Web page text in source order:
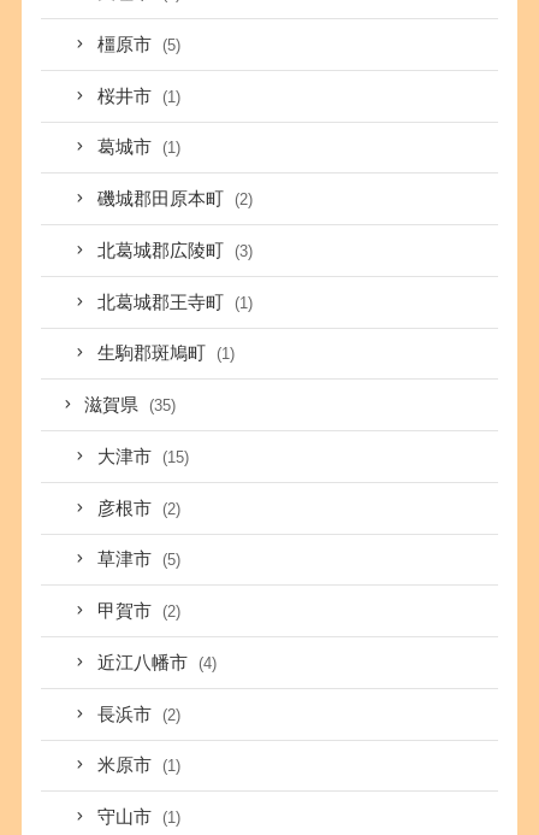
橿原市 (5)
桜井市 (1)
葛城市 (1)
磯城郡田原本町 (2)
北葛城郡広陵町 (3)
北葛城郡王寺町 (1)
生駒郡斑鳩町 (1)
滋賀県 (35)
大津市 (15)
彦根市 (2)
草津市 (5)
甲賀市 (2)
近江八幡市 (4)
長浜市 (2)
米原市 (1)
守山市 (1)